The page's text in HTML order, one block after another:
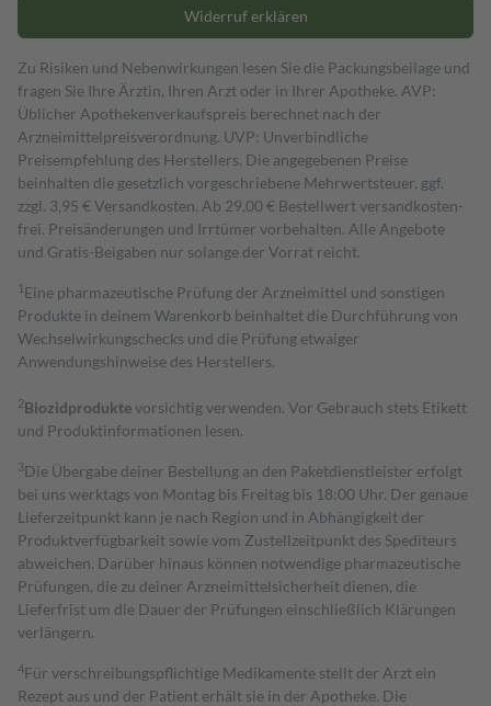
Widerruf erklären
Zu Risiken und Nebenwirkungen lesen Sie die Packungsbeilage und
fragen Sie Ihre Ärztin, Ihren Arzt oder in Ihrer Apotheke. AVP:
Üblicher Apothekenverkaufspreis berechnet nach der
Arzneimittelpreisverordnung. UVP: Unverbindliche
Preisempfehlung des Herstellers. Die angegebenen Preise
beinhalten die gesetzlich vorgeschriebene Mehrwertsteuer, ggf.
zzgl. 3,95 € Versandkosten. Ab 29,00 € Bestell­wert versand­kosten­
frei. Preisänderungen und Irrtümer vorbehalten. Alle Angebote
und Gratis-Beigaben nur solange der Vorrat reicht.
1 Eine pharmazeutische Prüfung der Arzneimittel und sonstigen
Produkte in deinem Warenkorb beinhaltet die Durchführung von
Wechselwirkungschecks und die Prüfung etwaiger
Anwendungshinweise des Herstellers.
2Biozidproduktevorsichtig verwenden. Vor Gebrauch stets Etikett
und Produktinformationen lesen.
3Die Übergabe deiner Bestellung an den Paketdienstleister erfolgt
bei uns werktags von Montag bis Freitag bis 18:00 Uhr. Der genaue
Lieferzeitpunkt kann je nach Region und in Abhängigkeit der
Produktverfügbarkeit sowie vom Zustellzeitpunkt des Spediteurs
abweichen. Darüber hinaus können notwendige pharmazeutische
Prüfungen, die zu deiner Arzneimittelsicherheit dienen, die
Lieferfrist um die Dauer der Prüfungen einschließlich Klärungen
verlängern.
4Für verschreibungspflichtige Medikamente stellt der Arzt ein
Rezept aus und der Patient erhält sie in der Apotheke. Die